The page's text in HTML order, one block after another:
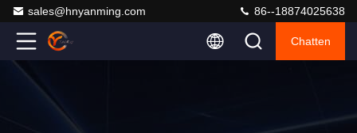
sales@hnyanming.com 86--18874025638
Chatten